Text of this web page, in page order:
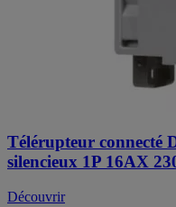
Télérupteur connecté
silencieux 1P 16AX
Découvrir